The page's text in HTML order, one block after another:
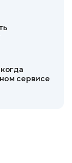
сервисе